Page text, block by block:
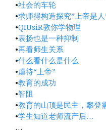
•社会的车轮
•求师得构造探究”上帝是
•QIUsiR教你学物理
•表扬也是一种抑制
•再看师生关系
•什么看什么是什么
•虐待“上帝”
•教育的成功
•智阻
•教育的山顶是民主，攀登
•学生知道老师流产后…
…